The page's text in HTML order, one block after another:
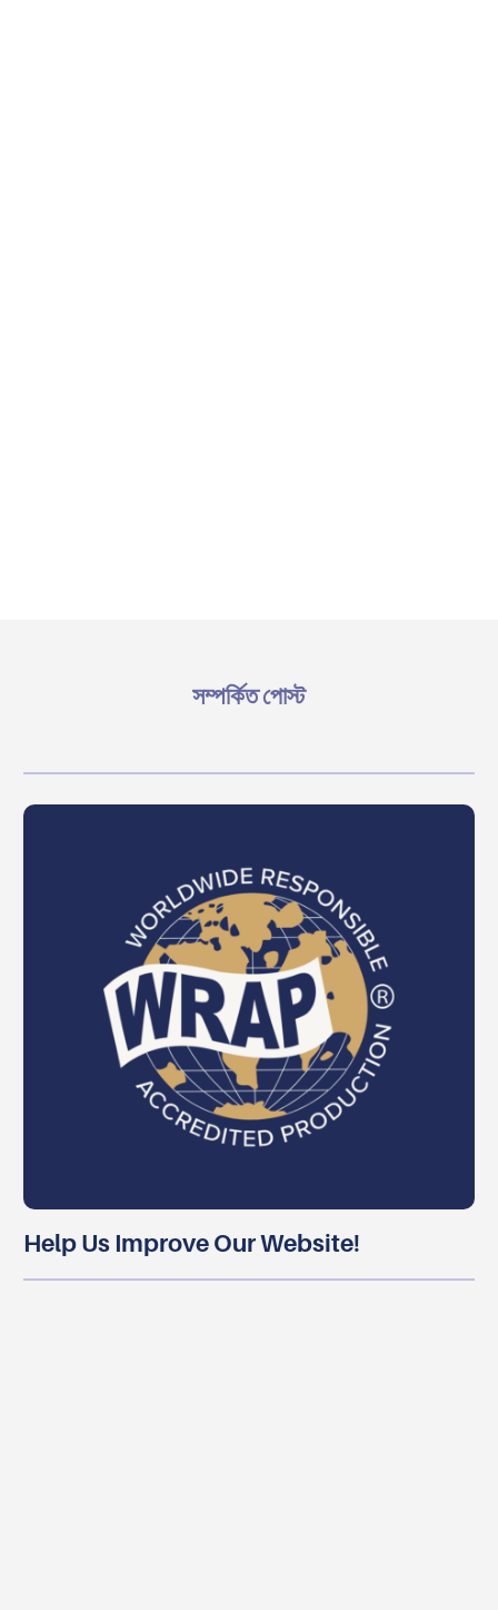
সম্পর্কিত পোস্ট
Help Us Improve Our Website!